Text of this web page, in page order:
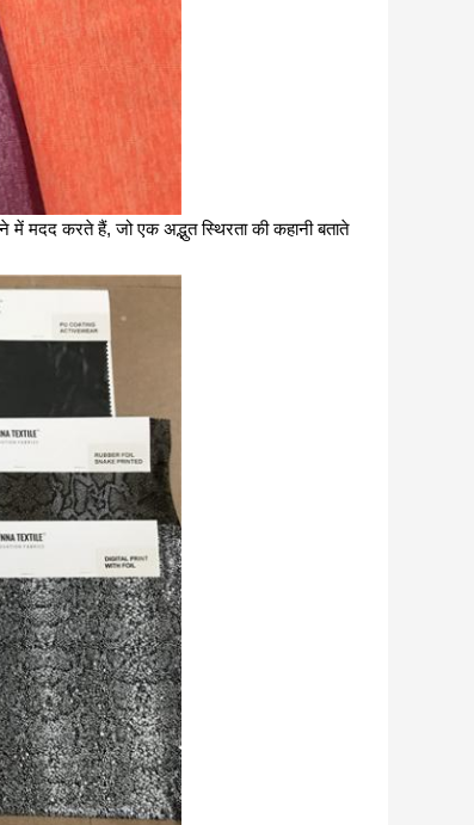
में मदद करते हैं, जो एक अद्भुत स्थिरता की कहानी बताते